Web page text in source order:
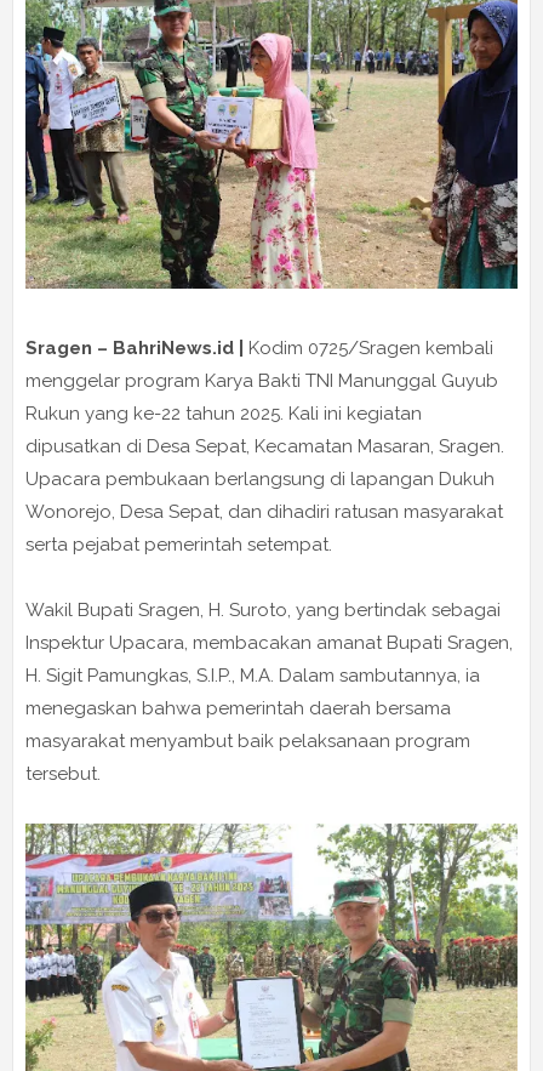
Sragen – BahriNews.id | Kodim 0725/Sragen kembali
menggelar program Karya Bakti TNI Manunggal Guyub
Rukun yang ke-22 tahun 2025. Kali ini kegiatan
dipusatkan di Desa Sepat, Kecamatan Masaran, Sragen.
Upacara pembukaan berlangsung di lapangan Dukuh
Wonorejo, Desa Sepat, dan dihadiri ratusan masyarakat
serta pejabat pemerintah setempat.
Wakil Bupati Sragen, H. Suroto, yang bertindak sebagai
Inspektur Upacara, membacakan amanat Bupati Sragen,
H. Sigit Pamungkas, S.I.P., M.A. Dalam sambutannya, ia
menegaskan bahwa pemerintah daerah bersama
masyarakat menyambut baik pelaksanaan program
tersebut.